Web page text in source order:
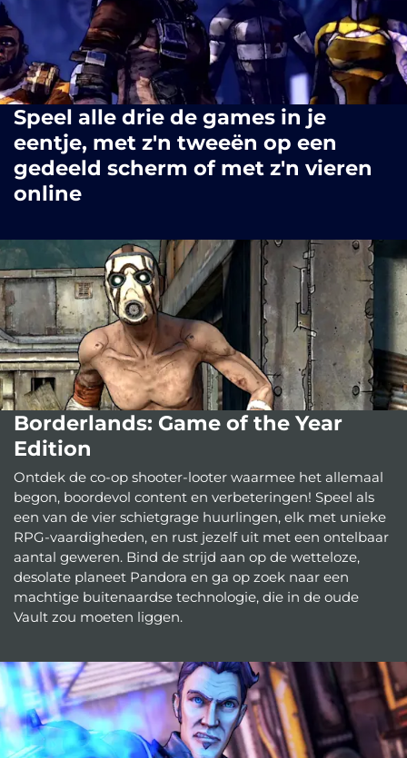
Speel alle drie de games in je
eentje, met z'n tweeën op een
gedeeld scherm of met z'n vieren
online
Borderlands: Game of the Year
Edition
Ontdek de co-op shooter-looter waarmee het allemaal
begon, boordevol content en verbeteringen! Speel als
een van de vier schietgrage huurlingen, elk met unieke
RPG-vaardigheden, en rust jezelf uit met een ontelbaar
aantal geweren. Bind de strijd aan op de wetteloze,
desolate planeet Pandora en ga op zoek naar een
machtige buitenaardse technologie, die in de oude
Vault zou moeten liggen.